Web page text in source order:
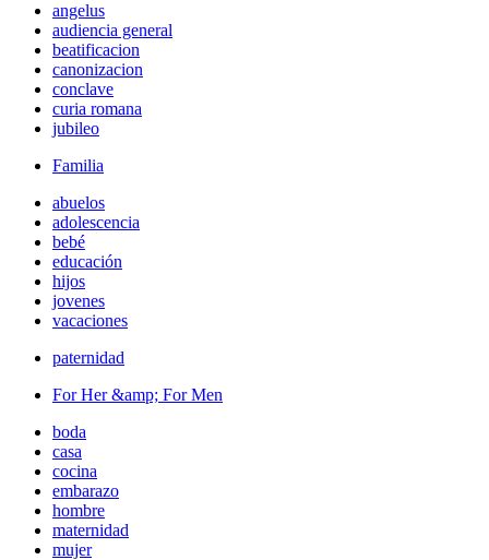
angelus
audiencia general
beatificacion
canonizacion
conclave
curia romana
jubileo
Familia
abuelos
adolescencia
bebé
educación
hijos
jovenes
vacaciones
paternidad
For Her &amp; For Men
boda
casa
cocina
embarazo
hombre
maternidad
mujer